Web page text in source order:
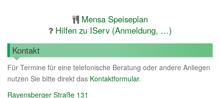
Mensa Speiseplan
Hilfen zu IServ (Anmeldung, …)
Kontakt
Für Termine für eine telefonische Beratung oder andere Anliegen
nutzen Sie bitte direkt das Kontaktformular.
Ravensberger Straße 131